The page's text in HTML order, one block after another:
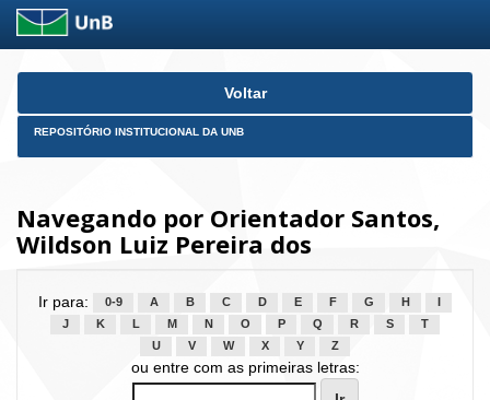
Skip
Voltar
REPOSITÓRIO INSTITUCIONAL DA UNB
Navegando por Orientador Santos,
Wildson Luiz Pereira dos
Ir para: 0-9 A B C D E F G H
J
K L M N O P Q R S
T
U
V W X Y Z
ou entre com as primeiras letras: